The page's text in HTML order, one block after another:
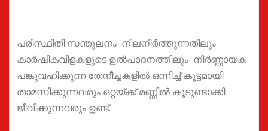
‎പരിസ്ഥിതി സന്തുലനം നിലനിർത്തുന്നതിലും
കാർഷികവിളകളുടെ ഉൽപാദനത്തിലും നിർണ്ണായക
പങ്കുവഹിക്കുന്ന തേനീച്ചകളിൽ ഒന്നിച്ച് കൂട്ടമായി
താമസിക്കുന്നവരും ഒറ്റയ്ക്ക് മണ്ണിൽ കൂടുണ്ടാക്കി
ജീവിക്കുന്നവരും ഉണ്ട്.